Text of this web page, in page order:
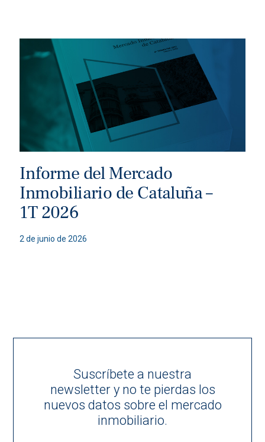
Informe del Mercado
Inmobiliario de Cataluña –
1T 2026
2 de junio de 2026
Suscríbete a nuestra
newsletter y no te pierdas los
nuevos datos sobre el mercado
inmobiliario.